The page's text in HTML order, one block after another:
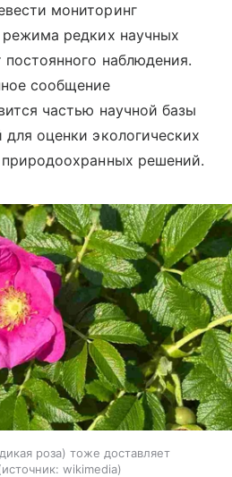
мониторинг
редких научных
наблюдения.
сообщение
частью научной базы
оценки экологических
решений.
роза) тоже доставляет
источник: wikimedia